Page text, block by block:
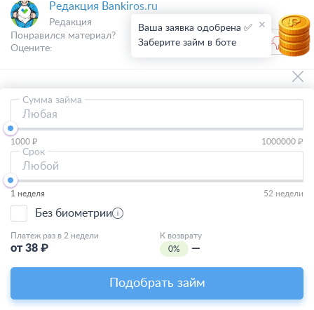
Любая
Сумма займа
1000 ₽ 1000000 ₽
Любой
Срок
1 неделя 52 недели
Без биометрии
Платеж раз в 2 недели
от38 ₽
К возврату
0%
—
Подобрать займ
Редакция Bankiros.ru
Редакция
Понравился материал?
Оцените:
0
Другие микрозаймы
Займы
Быстрый
На карту
На карту онлайн
Новые займы
Ваша заявка одобрена ✅
Заберите займ в боте